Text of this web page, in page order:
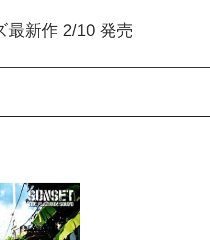
最新作 2/10 発売